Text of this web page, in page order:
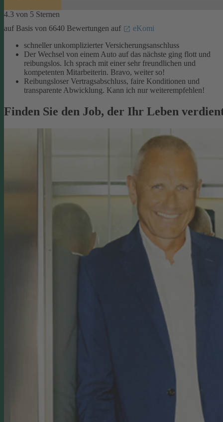
4.3 von 5 Sternen
auf Basis von 6640 Bewertungen auf
eKomi
schneller unkomplizierter Versicherungsanschluss
Der Wechsel von einem Auto auf das nächste ging flott und
reibungslos. Ich sprach mit einer sehr freundlichen und
kompetenten Mitarbeiterin. Bravo, weiter so!
Reibungsloser Vertragsabschluss, faire Konditionen und
transparente Abwicklung. Kann ich nur weiterempfehlen!
Finden Sie den Job, der Ihr Leben